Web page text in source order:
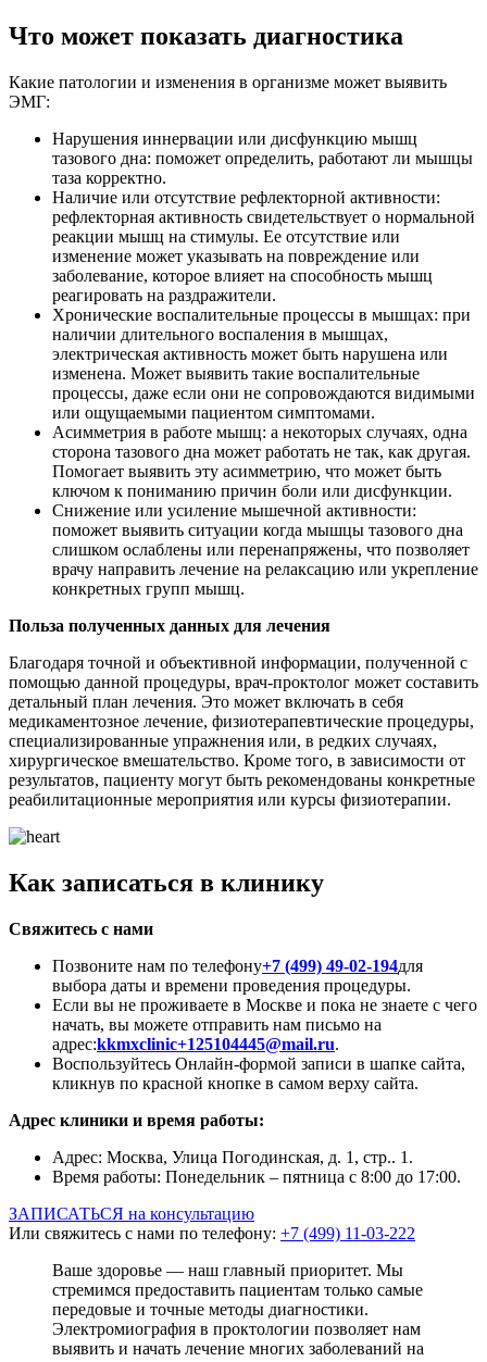
Что может показать диагностика
Какие патологии и изменения в организме может выявить
ЭМГ:
Нарушения иннервации или дисфункцию мышц
тазового дна: поможет определить, работают ли мышцы
таза корректно.
Наличие или отсутствие рефлекторной активности:
рефлекторная активность свидетельствует о нормальной
реакции мышц на стимулы. Ее отсутствие или
изменение может указывать на повреждение или
заболевание, которое влияет на способность мышц
реагировать на раздражители.
Хронические воспалительные процессы в мышцах: при
наличии длительного воспаления в мышцах,
электрическая активность может быть нарушена или
изменена. Может выявить такие воспалительные
процессы, даже если они не сопровождаются видимыми
или ощущаемыми пациентом симптомами.
Асимметрия в работе мышц: а некоторых случаях, одна
сторона тазового дна может работать не так, как другая.
Помогает выявить эту асимметрию, что может быть
ключом к пониманию причин боли или дисфункции.
Снижение или усиление мышечной активности:
поможет выявить ситуации когда мышцы тазового дна
слишком ослаблены или перенапряжены, что позволяет
врачу направить лечение на релаксацию или укрепление
конкретных групп мышц.
Польза полученных данных для лечения
Благодаря точной и объективной информации, полученной с
помощью данной процедуры, врач-проктолог может составить
детальный план лечения. Это может включать в себя
медикаментозное лечение, физиотерапевтические процедуры,
специализированные упражнения или, в редких случаях,
хирургическое вмешательство. Кроме того, в зависимости от
результатов, пациенту могут быть рекомендованы конкретные
реабилитационные мероприятия или курсы физиотерапии.
Как записаться в клинику
Свяжитесь с нами
Позвоните нам по телефону+7 (499) 49-02-194для
выбора даты и времени проведения процедуры.
Если вы не проживаете в Москве и пока не знаете с чего
начать, вы можете отправить нам письмо на
адрес:kkmxclinic+125104445@mail.ru.
Воспользуйтесь Онлайн-формой записи в шапке сайта,
кликнув по красной кнопке в самом верху сайта.
Адрес клиники и время работы:
Адрес: Москва, Улица Погодинская, д. 1, стр.. 1.
Время работы: Понедельник – пятница с 8:00 до 17:00.
ЗАПИСАТЬСЯ на консультацию
Или свяжитесь с нами по телефону: +7 (499) 11-03-222
Ваше здоровье — наш главный приоритет. Мы
стремимся предоставить пациентам только самые
передовые и точные методы диагностики.
Электромиография в проктологии позволяет нам
выявить и начать лечение многих заболеваний на